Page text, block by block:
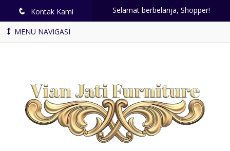
q Kontak Kami Selamat berbelanja, Shopper!
MENU NAVIGASI